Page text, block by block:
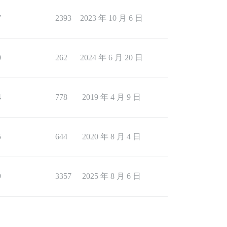
2393 2023 年 10 月 6 日
262 2024 年 6 月 20 日
778 2019 年 4 月 9 日
644 2020 年 8 月 4 日
3357 2025 年 8 月 6 日